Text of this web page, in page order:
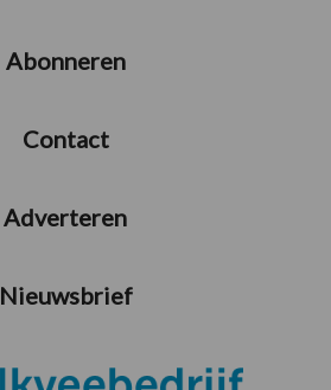
Abonneren
Contact
Adverteren
Nieuwsbrief